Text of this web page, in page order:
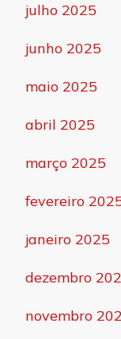
julho 2025
junho 2025
maio 2025
abril 2025
março 2025
fevereiro
janeiro 2025
dezembro
novembro